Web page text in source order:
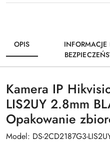
OPIS
INFORMACJE
Kamera IP
LIS2UY 2.8mm
Opakowanie
Model: DS-2CD2187G3-